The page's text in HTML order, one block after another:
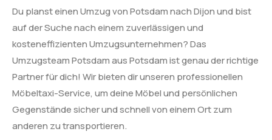
Du planst einen Umzug von Potsdam nach Dijon und bist
auf der Suche nach einem zuverlässigen und
kosteneffizienten Umzugsunternehmen? Das
Umzugsteam Potsdam aus Potsdam ist genau der richtige
Partner für dich! Wir bieten dir unseren professionellen
Möbeltaxi-Service, um deine Möbel und persönlichen
Gegenstände sicher und schnell von einem Ort zum
anderen zu transportieren.